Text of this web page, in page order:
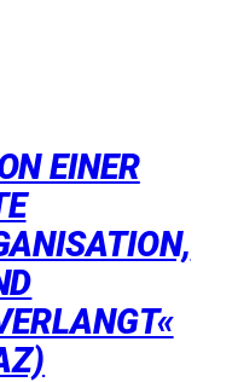
EINER